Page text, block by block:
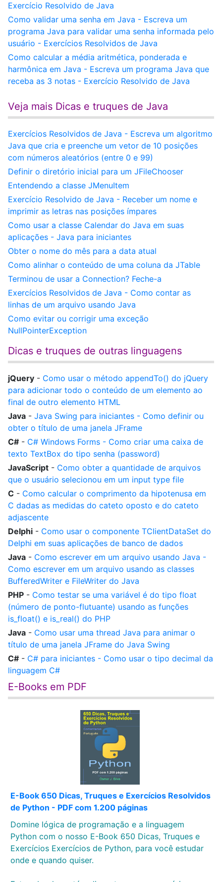
Exercício Resolvido de Java
Como validar uma senha em Java - Escreva um
programa Java para validar uma senha informada pelo
usuário - Exercícios Resolvidos de Java
Como calcular a média aritmética, ponderada e
harmônica em Java - Escreva um programa Java que
receba as 3 notas - Exercício Resolvido de Java
Veja mais Dicas e truques de Java
Exercícios Resolvidos de Java - Escreva um algoritmo
Java que cria e preenche um vetor de 10 posições
com números aleatórios (entre 0 e 99)
Definir o diretório inicial para um JFileChooser
Entendendo a classe JMenuItem
Exercício Resolvido de Java - Receber um nome e
imprimir as letras nas posições ímpares
Como usar a classe Calendar do Java em suas
aplicações - Java para iniciantes
Obter o nome do mês para a data atual
Como alinhar o conteúdo de uma coluna da JTable
Terminou de usar a Connection? Feche-a
Exercícios Resolvidos de Java - Como contar as
linhas de um arquivo usando Java
Como evitar ou corrigir uma exceção
NullPointerException
Dicas e truques de outras linguagens
jQuery - Como usar o método appendTo() do jQuery
para adicionar todo o conteúdo de um elemento ao
final de outro elemento HTML
Java - Java Swing para iniciantes - Como definir ou
obter o título de uma janela JFrame
C# - C# Windows Forms - Como criar uma caixa de
texto TextBox do tipo senha (password)
JavaScript - Como obter a quantidade de arquivos
que o usuário selecionou em um input type file
C - Como calcular o comprimento da hipotenusa em
C dadas as medidas do cateto oposto e do cateto
adjascente
Delphi - Como usar o componente TClientDataSet do
Delphi em suas aplicações de banco de dados
Java - Como escrever em um arquivo usando Java -
Como escrever em um arquivo usando as classes
BufferedWriter e FileWriter do Java
PHP - Como testar se uma variável é do tipo float
(número de ponto-flutuante) usando as funções
is_float() e is_real() do PHP
Java - Como usar uma thread Java para animar o
título de uma janela JFrame do Java Swing
C# - C# para iniciantes - Como usar o tipo decimal da
linguagem C#
E-Books em PDF
E-Book 650 Dicas, Truques e Exercícios Resolvidos
de Python - PDF com 1.200 páginas
Domine lógica de programação e a linguagem
Python com o nosso E-Book 650 Dicas, Truques e
Exercícios Exercícios de Python, para você estudar
onde e quando quiser.